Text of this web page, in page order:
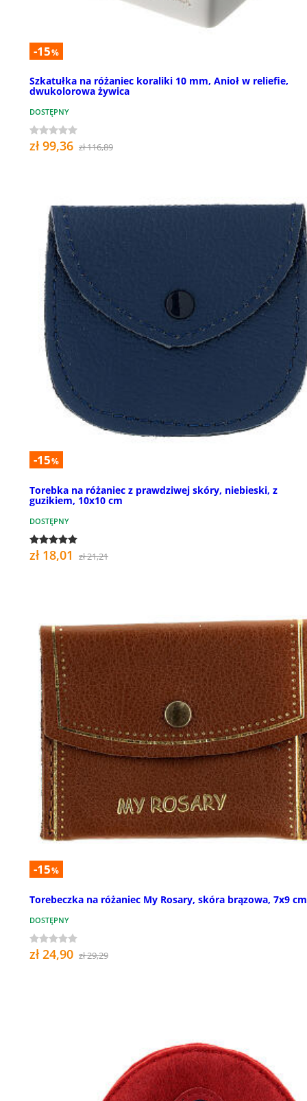
-15%
Szkatułka na różaniec koraliki 10 mm, Anioł w reliefie,
dwukolorowa żywica
DOSTĘPNY
zł 99,36 zł 116,89
-15%
Torebka na różaniec z prawdziwej skóry, niebieski, z
guzikiem, 10x10 cm
DOSTĘPNY
zł 18,01 zł 21,21
-15%
Torebeczka na różaniec My Rosary, skóra brązowa, 7x9 cm
DOSTĘPNY
zł 24,90 zł 29,29